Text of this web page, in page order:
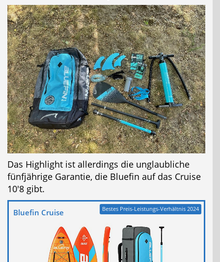
Das Highlight ist allerdings die unglaubliche
fünfjährige Garantie, die Bluefin auf das Cruise
10'8 gibt.
Bestes Preis-Leistungs-Verhältnis 2024
Bluefin Cruise